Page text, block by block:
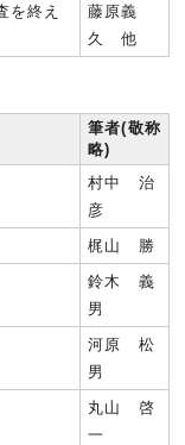
終え
藤原義
久 他
筆者(敬称
略)
村中 治
彦
梶山 勝
鈴木 義
男
河原 松
男
丸山 啓
一